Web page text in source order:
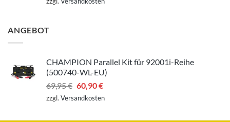
ANGEBOT
CHAMPION Parallel Kit für 92001i-Reihe
(500740-WL-EU)
69,95€ Ursprünglicher
Preis
60,90€Aktueller
Preis
zzgl. Versandkosten